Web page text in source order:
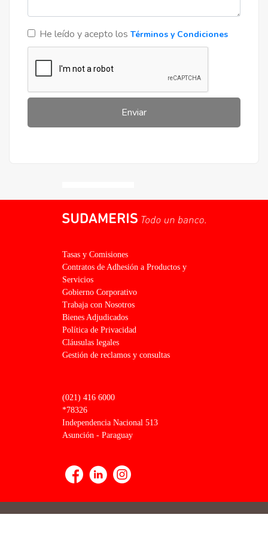
Proyectos en Pozo
Cuotas en pozo de
He leído y acepto los Términos y Condiciones
Enviar
Tasas y Comisiones
Contratos de Adhesión a Productos y
Servicios
Gobierno Corporativo
Trabaja con Nosotros
Bienes Adjudicados
Política de Privacidad
Cláusulas legales
Gestión de reclamos y consultas
(021) 416 6000
*78326
Independencia Nacional 513
Asunción - Paraguay